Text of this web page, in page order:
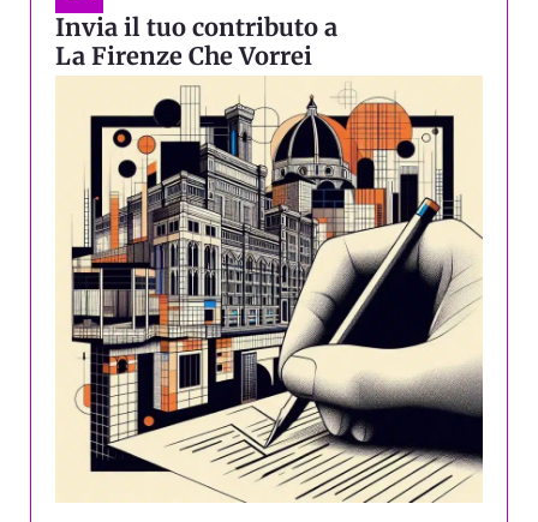
Invia il tuo contributo a
La Firenze Che Vorrei